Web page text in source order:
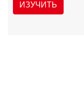
ИЗУЧИТЬ